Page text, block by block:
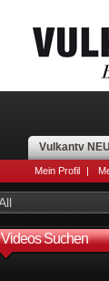
Vulkantv
Mein Profil |
Videos Suchen